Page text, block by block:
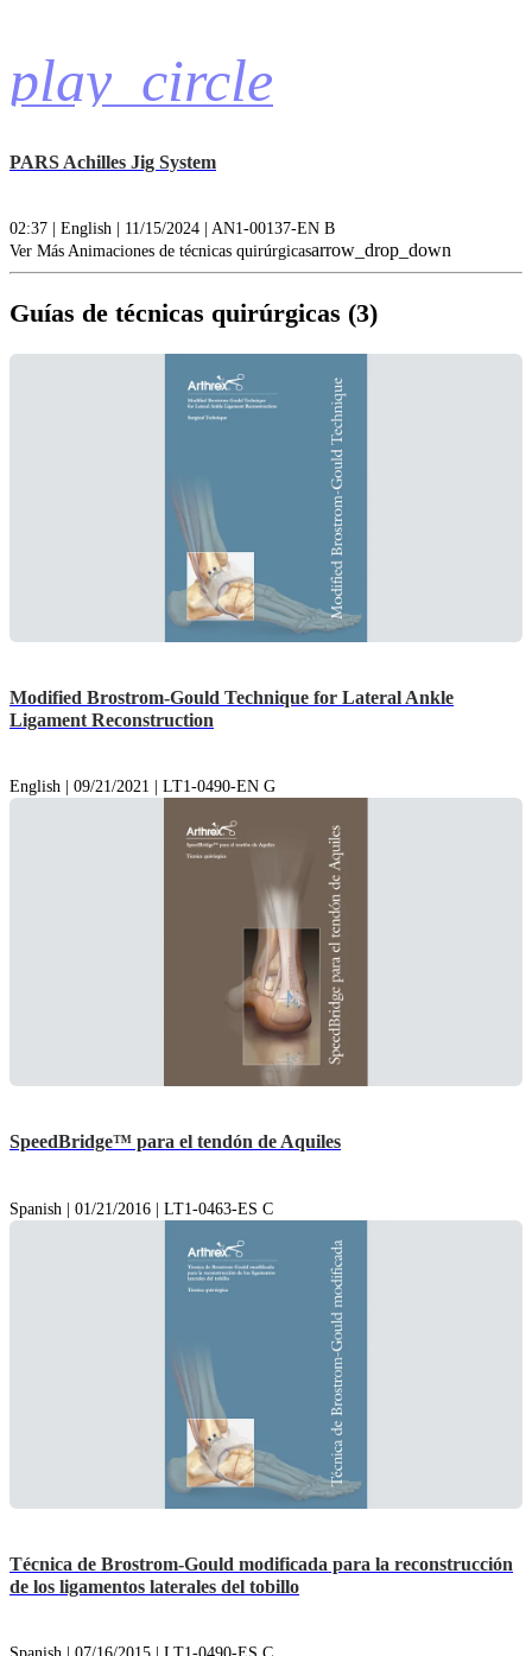
play_circle
PARS Achilles Jig System
02:37 | English | 11/15/2024 | AN1-00137-EN B
Ver Más Animaciones de técnicas quirúrgicasarrow_drop_down
Guías de técnicas quirúrgicas (3)
Modified Brostrom-Gould Technique for Lateral Ankle
Ligament Reconstruction
English | 09/21/2021 | LT1-0490-EN G
SpeedBridge™ para el tendón de Aquiles
Spanish | 01/21/2016 | LT1-0463-ES C
Técnica de Brostrom-Gould modificada para la reconstrucción
de los ligamentos laterales del tobillo